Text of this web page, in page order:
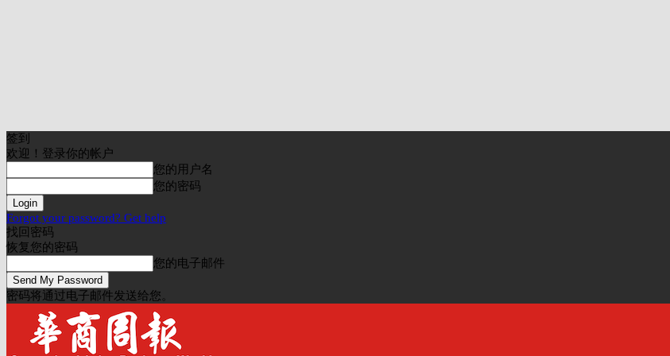
签到
欢迎！登录你的帐户
您的用户名
您的密码
Forgot your password? Get help
找回密码
恢复您的密码
您的电子邮件
密码将通过电子邮件发送给您。